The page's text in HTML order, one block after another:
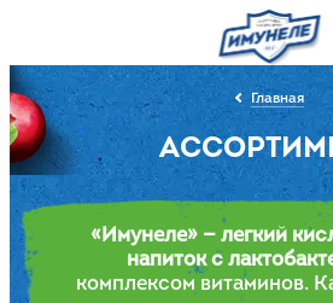
Главная
«Имунеле» — легкий
напиток с
комплексом витаминов.